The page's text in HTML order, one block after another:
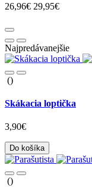
26,96€ 29,95€
Najpredávanejšie
()
Skákacia loptička
3,90€
Do košíka
()